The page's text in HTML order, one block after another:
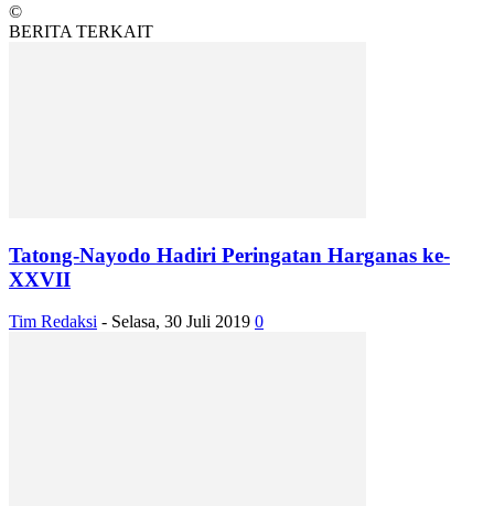
©
BERITA TERKAIT
Tatong-Nayodo Hadiri Peringatan Harganas ke-
XXVII
Tim Redaksi - Selasa, 30 Juli 2019 0